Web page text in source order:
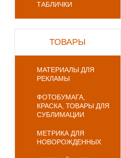
ТАБЛИЧКИ
ТОВАРЫ
МАТЕРИАЛЫ ДЛЯ
РЕКЛАМЫ
ФОТОБУМАГА,
КРАСКА, ТОВАРЫ ДЛЯ
СУБЛИМАЦИИ
МЕТРИКА ДЛЯ
НОВОРОЖДЕННЫХ